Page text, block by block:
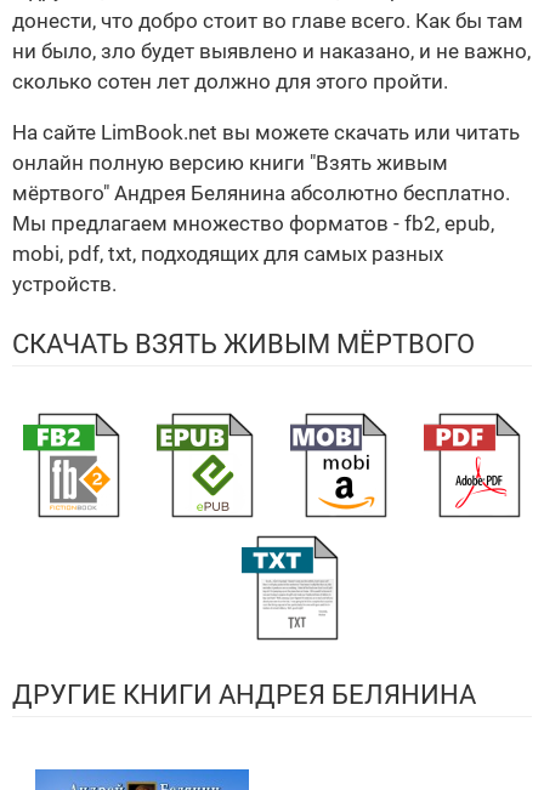
донести, что добро стоит во главе всего. Как бы там
ни было, зло будет выявлено и наказано, и не важно,
сколько сотен лет должно для этого пройти.
На сайте LimBook.net вы можете скачать или читать
онлайн полную версию книги "Взять живым
мёртвого" Андрея Белянина абсолютно бесплатно.
Мы предлагаем множество форматов - fb2, epub,
mobi, pdf, txt, подходящих для самых разных
устройств.
СКАЧАТЬ ВЗЯТЬ ЖИВЫМ МЁРТВОГО
ДРУГИЕ КНИГИ АНДРЕЯ БЕЛЯНИНА